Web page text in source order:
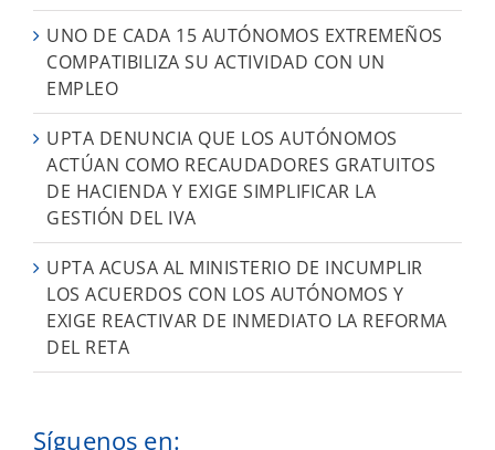
UNO DE CADA 15 AUTÓNOMOS EXTREMEÑOS
COMPATIBILIZA SU ACTIVIDAD CON UN
EMPLEO
UPTA DENUNCIA QUE LOS AUTÓNOMOS
ACTÚAN COMO RECAUDADORES GRATUITOS
DE HACIENDA Y EXIGE SIMPLIFICAR LA
GESTIÓN DEL IVA
UPTA ACUSA AL MINISTERIO DE INCUMPLIR
LOS ACUERDOS CON LOS AUTÓNOMOS Y
EXIGE REACTIVAR DE INMEDIATO LA REFORMA
DEL RETA
Síguenos en: